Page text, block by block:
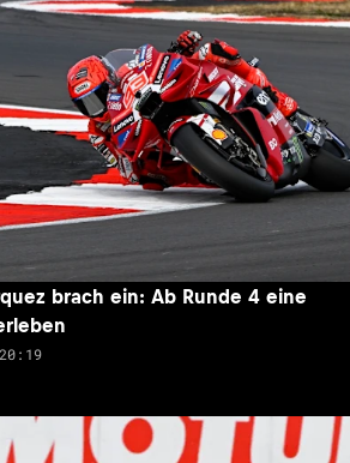
brach ein: Ab Runde 4 eine